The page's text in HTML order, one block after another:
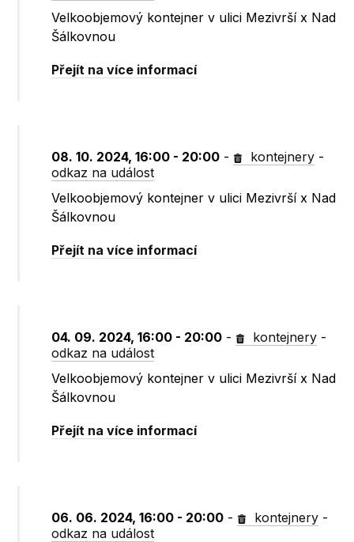
Velkoobjemový kontejner v ulici Mezivrší x Nad
Šálkovnou
Přejít na více informací
08. 10. 2024, 16:00 - 20:00 - kontejnery -
odkaz na událost
Velkoobjemový kontejner v ulici Mezivrší x Nad
Šálkovnou
Přejít na více informací
04. 09. 2024, 16:00 - 20:00 - kontejnery -
odkaz na událost
Velkoobjemový kontejner v ulici Mezivrší x Nad
Šálkovnou
Přejít na více informací
06. 06. 2024, 16:00 - 20:00 - kontejnery -
odkaz na událost